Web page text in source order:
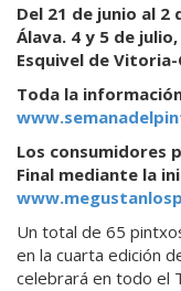
Del 21 de junio al
Álava. 4 y 5 de
Esquivel de
Toda la
Los consumidores
Final mediante la
Un total de 65
en la cuarta edición
celebrará en todo el